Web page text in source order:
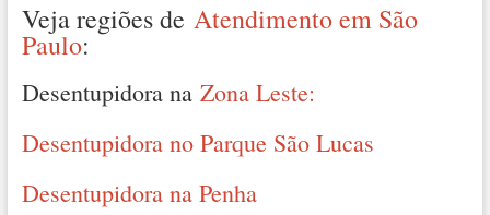
Veja regiões de Atendimento em São
Paulo:
Desentupidora na Zona Leste:
Desentupidora no Parque São Lucas
Desentupidora na Penha